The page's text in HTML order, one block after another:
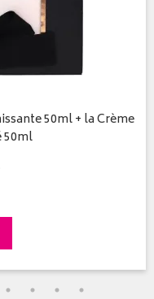
50ml + la Crème
50ml